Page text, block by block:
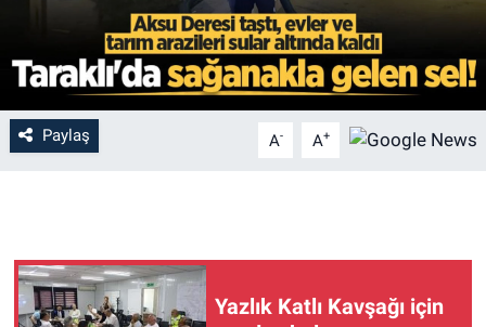
Paylaş A- A+
Yazlık Katlı Kavşağı için